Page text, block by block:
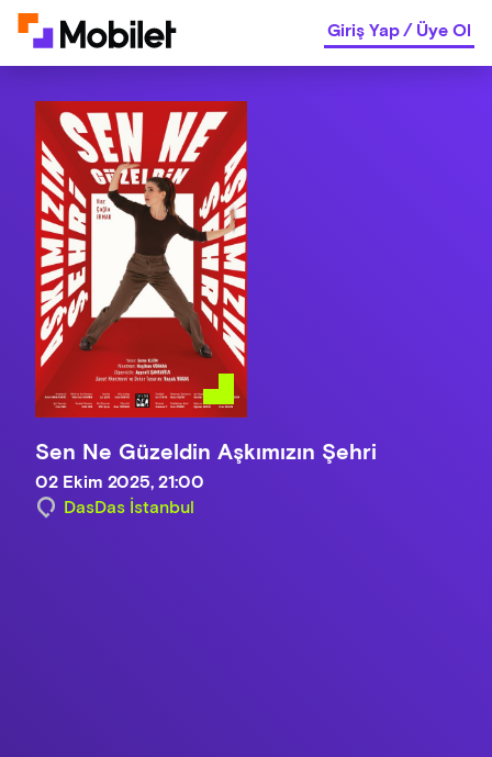
Giriş Yap/Üye Ol
Sen Ne Güzeldin Aşkımızın Şehri
02 Ekim 2025, 21:00
DasDas İstanbul